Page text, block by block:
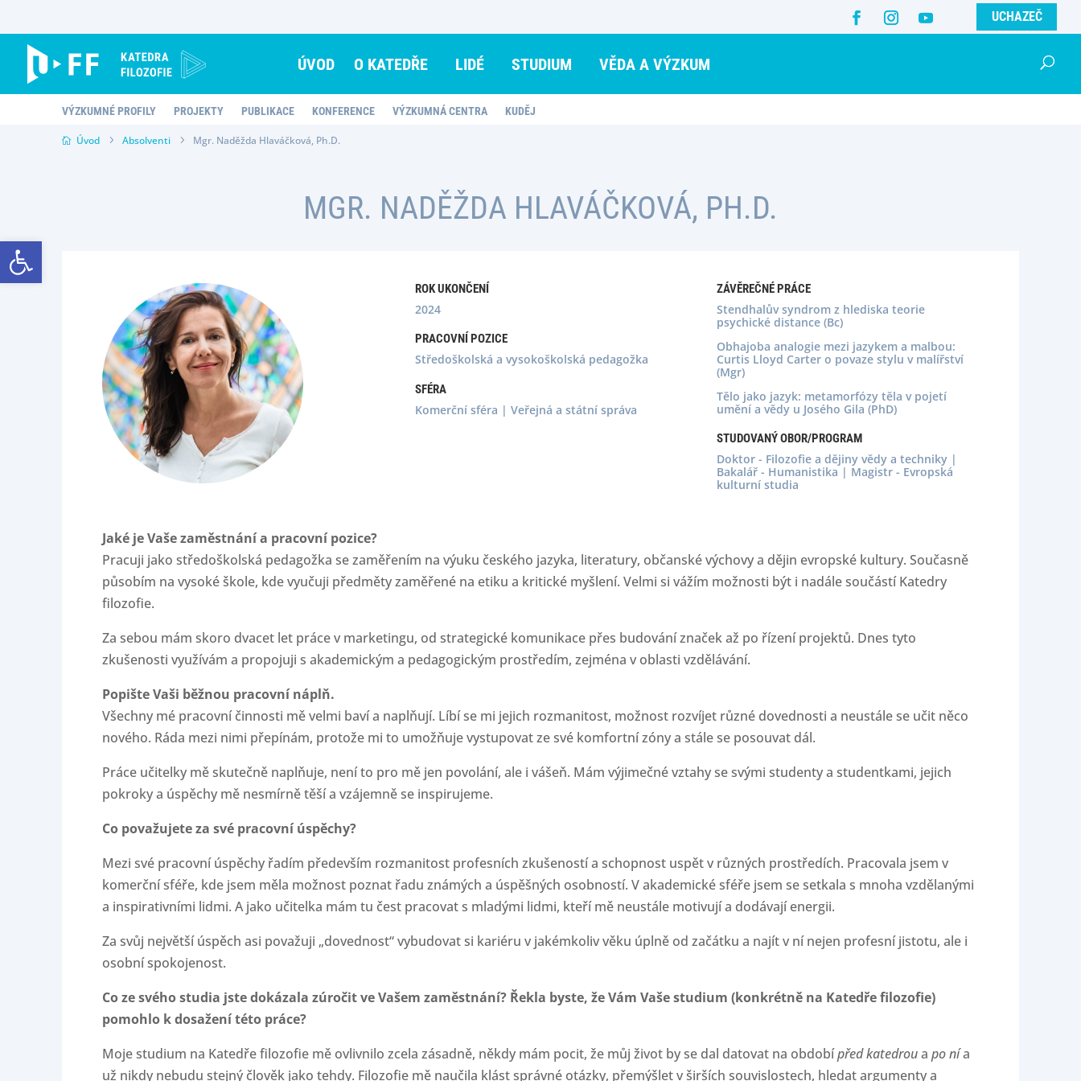
Open toolbar
UCHAZEČ
ÚVOD O KATEDŘE LIDÉ STUDIUM VĚDA A VÝZKUM
VÝZKUMNÉ PROFILY PROJEKTY PUBLIKACE KONFERENCE VÝZKUMNÁ CENTRA KUDĚJ
Úvod Absolventi Mgr. Naděžda Hlaváčková, Ph.D.
MGR. NADĚŽDA HLAVÁČKOVÁ, PH.D.
ROK UKONČENÍ
2024
PRACOVNÍ POZICE
Středoškolská a vysokoškolská pedagožka
SFÉRA
Komerční sféra | Veřejná a státní správa
ZÁVĚREČNÉ PRÁCE
Stendhalův syndrom z hlediska teorie
psychické distance (Bc)
Obhajoba analogie mezi jazykem a malbou:
Curtis Lloyd Carter o povaze stylu v malířství
(Mgr)
Tělo jako jazyk: metamorfózy těla v pojetí
umění a vědy u Josého Gila (PhD)
STUDOVANÝ OBOR/PROGRAM
Doktor - Filozofie a dějiny vědy a techniky |
Bakalář - Humanistika | Magistr - Evropská
kulturní studia
Jaké je Vaše zaměstnání a pracovní pozice?
Pracuji jako středoškolská pedagožka se zaměřením na výuku českého jazyka, literatury, občanské výchovy a dějin evropské kultury. Současně
působím na vysoké škole, kde vyučuji předměty zaměřené na etiku a kritické myšlení. Velmi si vážím možnosti být i nadále součástí Katedry
filozofie.
Za sebou mám skoro dvacet let práce v marketingu, od strategické komunikace přes budování značek až po řízení projektů. Dnes tyto
zkušenosti využívám a propojuji s akademickým a pedagogickým prostředím, zejména v oblasti vzdělávání.
Popište Vaši běžnou pracovní náplň.
Všechny mé pracovní činnosti mě velmi baví a naplňují. Líbí se mi jejich rozmanitost, možnost rozvíjet různé dovednosti a neustále se učit něco
nového. Ráda mezi nimi přepínám, protože mi to umožňuje vystupovat ze své komfortní zóny a stále se posouvat dál.
Práce učitelky mě skutečně naplňuje, není to pro mě jen povolání, ale i vášeň. Mám výjimečné vztahy se svými studenty a studentkami, jejich
pokroky a úspěchy mě nesmírně těší a vzájemně se inspirujeme.
Co považujete za své pracovní úspěchy?
Mezi své pracovní úspěchy řadím především rozmanitost profesních zkušeností a schopnost uspět v různých prostředích. Pracovala jsem v
komerční sféře, kde jsem měla možnost poznat řadu známých a úspěšných osobností. V akademické sféře jsem se setkala s mnoha vzdělanými
a inspirativními lidmi. A jako učitelka mám tu čest pracovat s mladými lidmi, kteří mě neustále motivují a dodávají energii.
Za svůj největší úspěch asi považuji „dovednost“ vybudovat si kariéru v jakémkoliv věku úplně od začátku a najít v ní nejen profesní jistotu, ale i
osobní spokojenost.
Co ze svého studia jste dokázala zúročit ve Vašem zaměstnání? Řekla byste, že Vám Vaše studium (konkrétně na Katedře filozofie)
pomohlo k dosažení této práce?
Moje studium na Katedře filozofie mě ovlivnilo zcela zásadně, někdy mám pocit, že můj život by se dal datovat na obdobípřed katedroua po nía
už nikdy nebudu stejný člověk jako tehdy. Filozofie mě naučila klást správné otázky, přemýšlet v širších souvislostech, hledat argumenty a